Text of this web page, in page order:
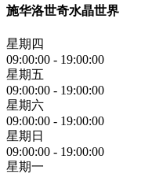
施华洛世奇水晶世界
星期四
09:00:00 - 19:00:00
星期五
09:00:00 - 19:00:00
星期六
09:00:00 - 19:00:00
星期日
09:00:00 - 19:00:00
星期一